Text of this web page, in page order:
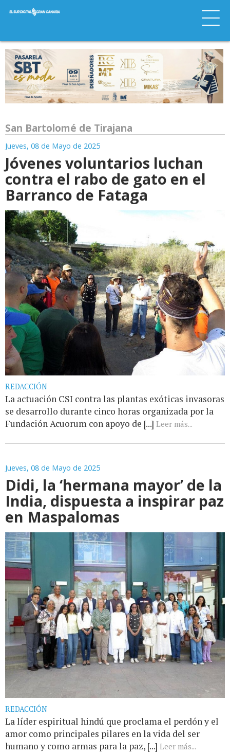
San Bartolomé de Tirajana
Jueves, 08 de Mayo de 2025
Jóvenes voluntarios luchan
contra el rabo de gato en el
Barranco de Fataga
REDACCIÓN
La actuación CSI contra las plantas exóticas invasoras
se desarrollo durante cinco horas organizada por la
Fundación Acuorum con apoyo de [...] Leer más...
Jueves, 08 de Mayo de 2025
Didi, la ‘hermana mayor’ de la
India, dispuesta a inspirar paz
en Maspalomas
REDACCIÓN
La líder espiritual hindú que proclama el perdón y el
amor como principales pilares en la vida del ser
humano y como armas para la paz, [...] Leer más...